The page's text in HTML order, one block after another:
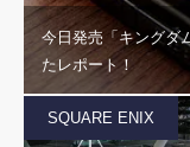
今日発売「キングダ
たレポート！
SQUARE ENIX